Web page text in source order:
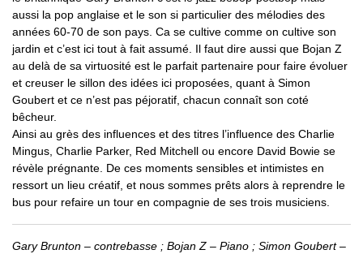
aussi la pop anglaise et le son si particulier des mélodies des
années 60-70 de son pays. Ca se cultive comme on cultive son
jardin et c’est ici tout à fait assumé. Il faut dire aussi que Bojan Z
au delà de sa virtuosité est le parfait partenaire pour faire évoluer
et creuser le sillon des idées ici proposées, quant à Simon
Goubert et ce n’est pas péjoratif, chacun connaît son coté
bêcheur.
Ainsi au grès des influences et des titres l’influence des Charlie
Mingus, Charlie Parker, Red Mitchell ou encore David Bowie se
révèle prégnante. De ces moments sensibles et intimistes en
ressort un lieu créatif, et nous sommes prêts alors à reprendre le
bus pour refaire un tour en compagnie de ses trois musiciens.
Gary Brunton – contrebasse ; Bojan Z – Piano ; Simon Goubert –